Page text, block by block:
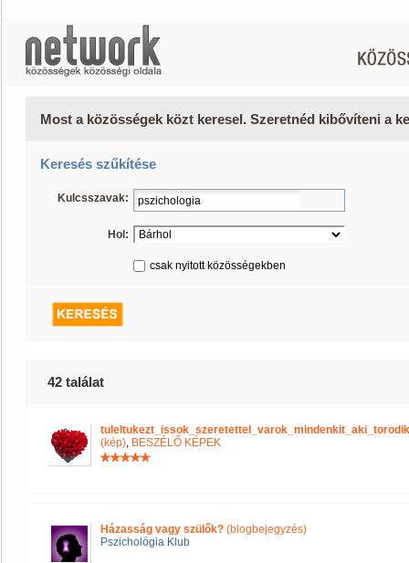
Most a közösségek közt keresel. Szeretnéd kibővíteni a
Keresés szűkítése
Kulcsszavak:
Hol:
csak nyitott közösségekben
42 találat
(kép), BESZÉLŐ KÉPEK
Házasság vagy szülők? (blogbejegyzés)
Pszichológia Klub